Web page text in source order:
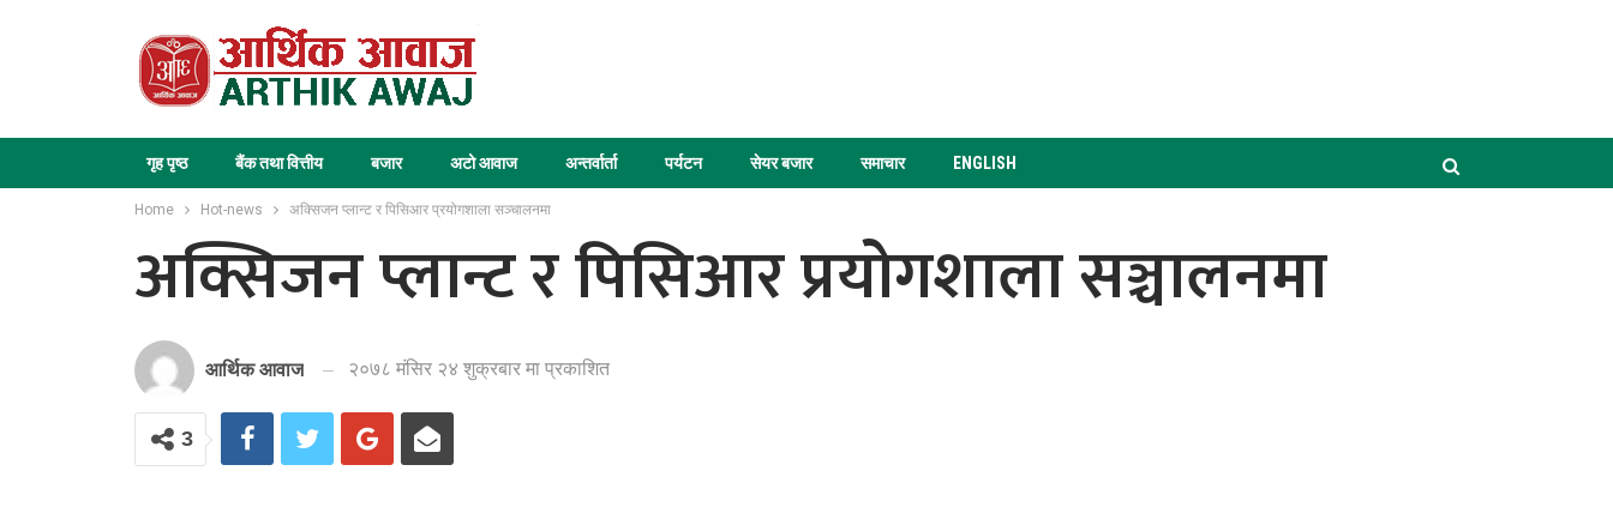
गृह पृष्ठ बैंक तथा वित्तीय बजार अटो आवाज अन्तर्वार्ता पर्यटन सेयर बजार समाचार ENGLISH
Home Hot-news अक्सिजन प्लान्ट र पिसिआर प्रयोगशाला सञ्चालनमा
अक्सिजन प्लान्ट र पिसिआर प्रयोगशाला सञ्चालनमा
आर्थिक आवाज २०७८ मंसिर २४ शुक्रबार मा प्रकाशित
3